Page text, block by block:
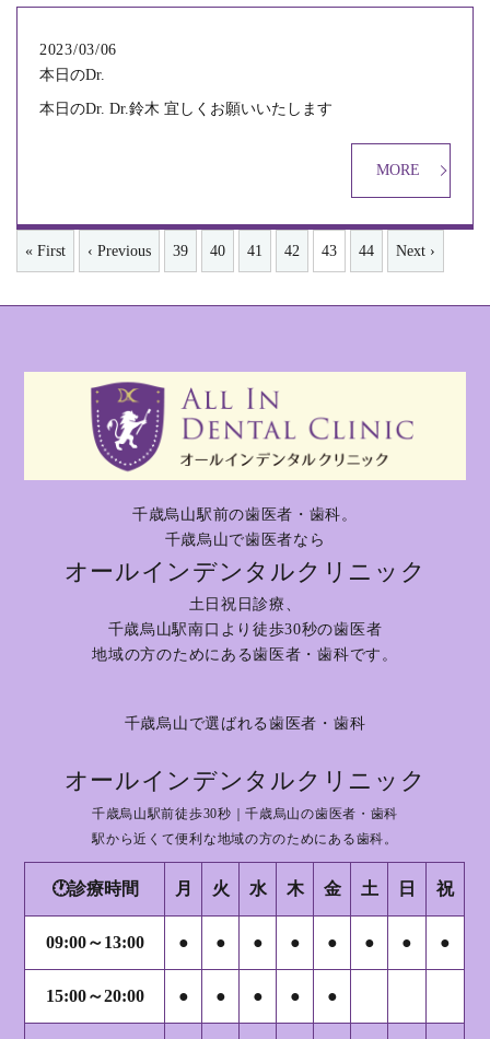
2023/03/06
本日のDr.
本日のDr. Dr.鈴木 宜しくお願いいたします
MORE
« First ‹ Previous 39 40 41 42 43 44 Next ›
千歳烏山駅前の歯医者・歯科。
千歳烏山で歯医者なら
オールインデンタルクリニック
土日祝日診療、
千歳烏山駅南口より徒歩30秒の歯医者
地域の方のためにある歯医者・歯科です。
千歳烏山で選ばれる歯医者・歯科
オールインデンタルクリニック
千歳烏山駅前徒歩30秒｜千歳烏山の歯医者・歯科
駅から近くて便利な地域の方のためにある歯科。
🕐診療時間 月 火 水 木 金 土 日 祝
09:00～13:00 ● ● ● ● ● ● ● ●
15:00～20:00 ● ● ● ● ●